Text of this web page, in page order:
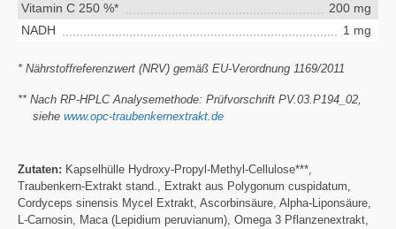
Vitamin C 250 %*
200 mg
NADH
1 mg
* Nährstoffreferenzwert (NRV) gemäß EU-Verordnung 1169/2011
** Nach RP-HPLC Analysemethode: Prüfvorschrift PV.03.P194_02,
siehe www.opc-traubenkernextrakt.de
Zutaten: Kapselhülle Hydroxy-Propyl-Methyl-Cellulose***,
Traubenkern-Extrakt stand., Extrakt aus Polygonum cuspidatum,
Cordyceps sinensis Mycel Extrakt, Ascorbinsäure, Alpha-Liponsäure,
L-Carnosin, Maca (Lepidium peruvianum), Omega 3 Pflanzenextrakt,